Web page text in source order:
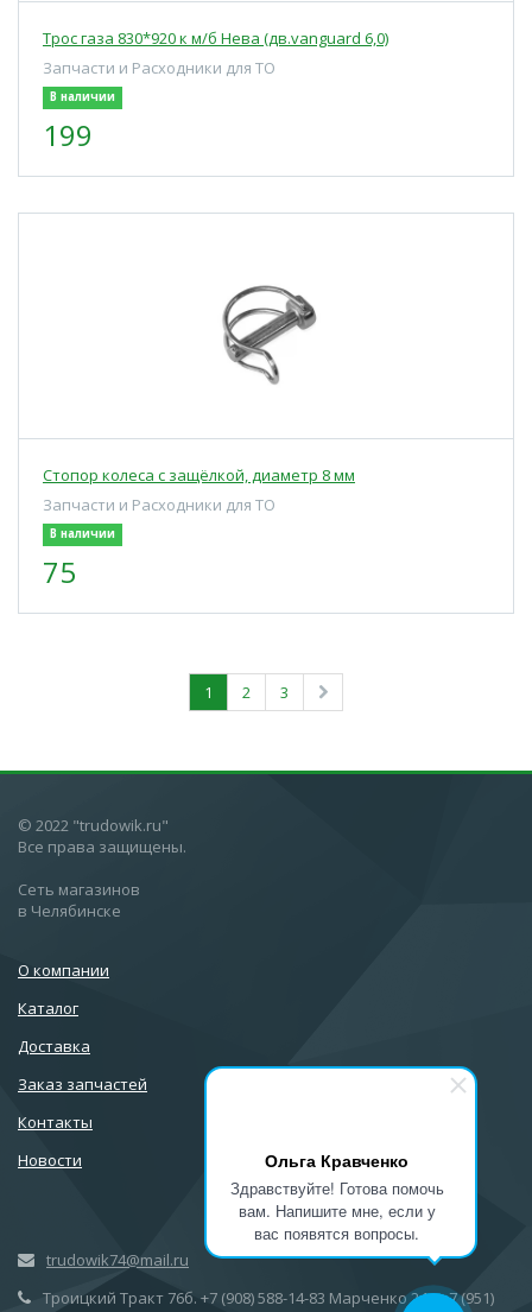
Ольга Кравченко
Здравствуйте! Готова помочь
вам. Напишите мне, если у
вас появятся вопросы.
Трос газа 830*920 к м/б Нева (дв.vanguard 6,0)
Запчасти и Расходники для ТО
В наличии
199
Стопор колеса с защёлкой, диаметр 8 мм
Запчасти и Расходники для ТО
В наличии
75
1 2 3
© 2022 "trudowik.ru"
Все права защищены.
Сеть магазинов
в Челябинске
О компании
Каталог
Доставка
Заказ запчастей
Контакты
Новости
trudowik74@mail.ru
Троицкий Тракт 76б. +7 (908) 588-14-83 Марченко 24а +7 (951)